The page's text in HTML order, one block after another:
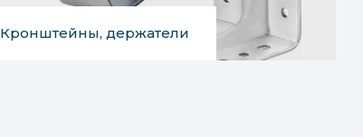
Кронштейны, держатели